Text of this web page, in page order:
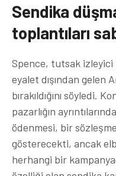
Sendika
toplantıları
Spence, tutsak izleyici
eyalet dışından gelen
bırakıldığını söyledi.
pazarlığın
ödenmesi, bir
gösterecekti, ancak
herhangi bir